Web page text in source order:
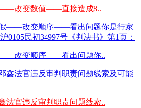
——改变数值——直接造成8..
——改变顺序——看出问题你..
法官违反审判职责问题线索..